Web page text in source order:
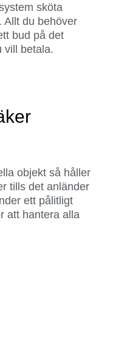
sköta
Allt du behöver
bud på det
vill betala.
objekt så håller
tills det anländer
ett pålitligt
att hantera alla